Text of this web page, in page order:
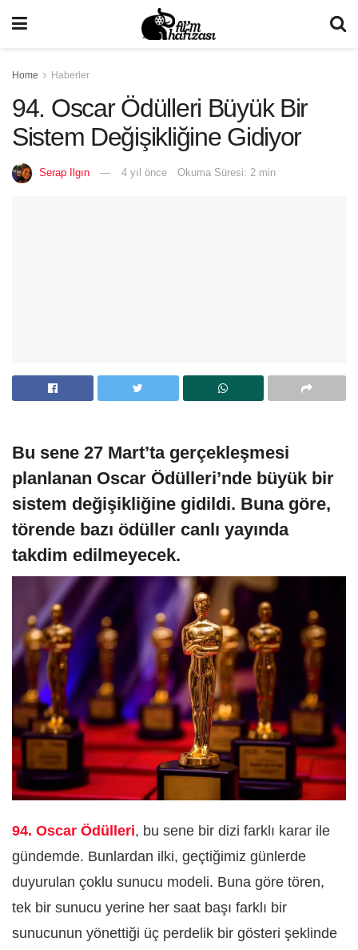
Home Haberler
94. Oscar Ödülleri Büyük Bir
Sistem Değişikliğine Gidiyor
Serap Ilgın 4 yıl önce Okuma Süresi: 2 min
Bu sene 27 Mart’ta gerçekleşmesi
planlanan Oscar Ödülleri’nde büyük bir
sistem değişikliğine gidildi. Buna göre,
törende bazı ödüller canlı yayında
takdim edilmeyecek.
94. Oscar Ödülleri, bu sene bir dizi farklı karar ile
gündemde. Bunlardan ilki, geçtiğimiz günlerde
duyurulan çoklu sunucu modeli. Buna göre tören,
tek bir sunucu yerine her saat başı farklı bir
sunucunun yönettiği üç perdelik bir gösteri şeklinde